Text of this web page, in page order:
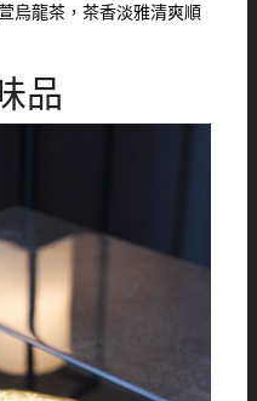
烏龍茶，茶香淡雅清爽順
品